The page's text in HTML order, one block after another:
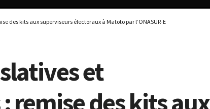
des kits aux superviseurs électoraux à Matoto par l’ONASUR-E
et
remise des kits aux